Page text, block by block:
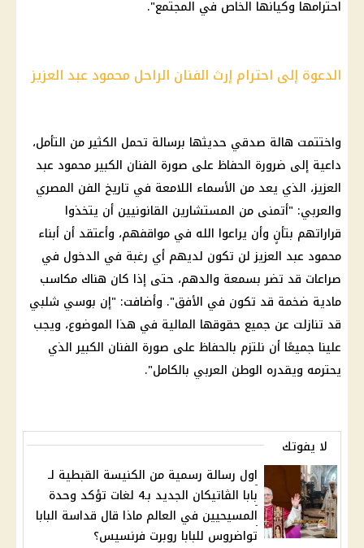
احترامها وكيانها الخاص في المجتمع".
الدعوة إلى احترام إرث الفنان الراحل محمود عبد العزيز
واختتمت هالة صدقي حديثها برسالة تحمل الكثير من التأمل،
داعية إلى ضرورة الحفاظ على صورة الفنان الكبير محمود عبد
العزيز، الذي يعد من الأسماء اللامعة في تاريخ الفن المصري
والعربي: "أتمنى من المستشارين القانونيين أن يتخذوا
قراراتهم بتأنٍ وأن يراعوا الله في مواقفهم، وأعتقد أن أبناء
محمود عبد العزيز لن تكون لديهم أي رغبة في الدخول في
صراعات قد تضر بسمعة والدهم، حتى إذا كان هناك مكاسب
مادية ضخمة قد تكون في الأفق". وأضافت: "إن بوسي شلبي
قد تنازلت عن جميع حقوقها المالية في هذا الموضوع، ويجب
علينا جميعًا أن نلتزم بالحفاظ على صورة الفنان الكبير الذي
يحترمه ويقدره الوطن العربي بالكامل".
لا يفوتك
اول رسالة رسمية من الكنيسة القبطية لـ
بابا الڤاتيكان الجديد بـ4 لغات تؤكد وحدة
المسيحيين في العالم ماذا قال قداسة البابا
تواضروس للبابا روبرت فرنسيس؟